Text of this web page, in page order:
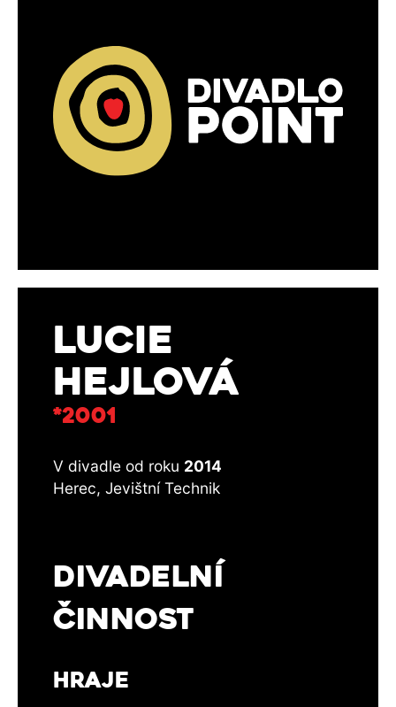
LUCIE
HEJLOVÁ
*2001
V divadle od roku 2014
Herec, Jevištní Technik
DIVADELNÍ
ČINNOST
HRAJE